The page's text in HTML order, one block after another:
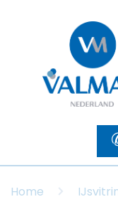
Home